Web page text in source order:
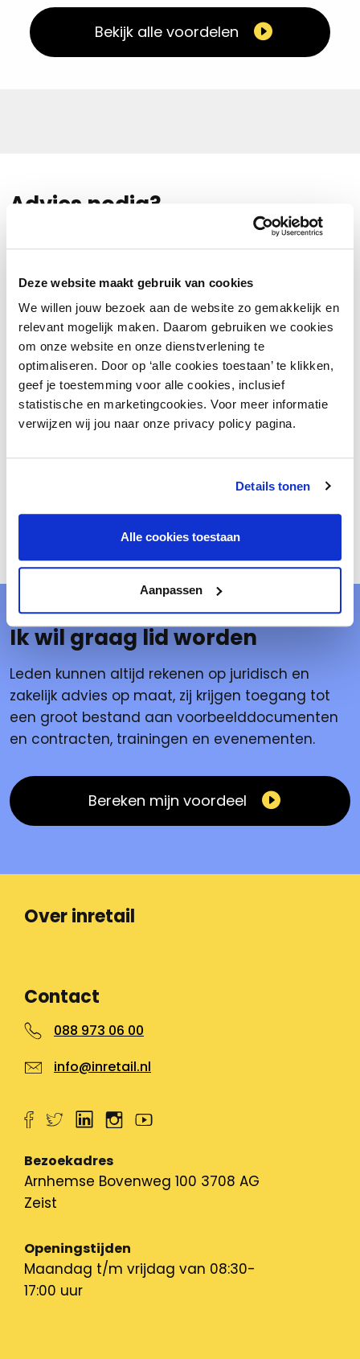
Deze website maakt gebruik van cookies
We willen jouw bezoek aan de website zo gemakkelijk en
relevant mogelijk maken. Daarom gebruiken we cookies
om onze website en onze dienstverlening te
optimaliseren. Door op ‘alle cookies toestaan’ te klikken,
geef je toestemming voor alle cookies, inclusief
statistische en marketingcookies. Voor meer informatie
verwijzen wij jou naar onze privacy policy pagina.
Details tonen
Alle cookies toestaan
Aanpassen
Bekijk alle voordelen
Advies nodig?
Voor juridische vraagstukken, vragen over
kwesties kun je terecht bij een van onze
adviseurs.
Contacteer de adviseur
Bel ons
Ik wil graag lid worden
Leden kunnen altijd rekenen op juridisch en
zakelijk advies op maat, zij krijgen toegang tot
een groot bestand aan voorbeelddocumenten
en contracten, trainingen en evenementen.
Bereken mijn voordeel
Over inretail
Contact
088 973 06 00
info@inretail.nl
Bezoekadres
Arnhemse Bovenweg 100 3708 AG
Zeist
Openingstijden
Maandag t/m vrijdag van 08:30-
17:00 uur